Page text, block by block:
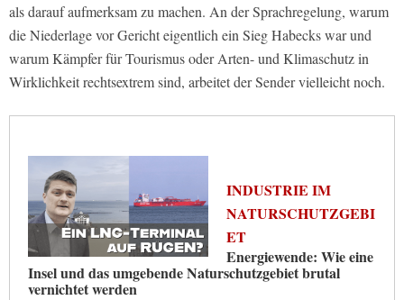
als darauf aufmerksam zu machen. An der Sprachregelung, warum
die Niederlage vor Gericht eigentlich ein Sieg Habecks war und
warum Kämpfer für Tourismus oder Arten- und Klimaschutz in
Wirklichkeit rechtsextrem sind, arbeitet der Sender vielleicht noch.
INDUSTRIE IM
NATURSCHUTZGEBI
ET
Energiewende: Wie eine
Insel und das umgebende Naturschutzgebiet brutal
vernichtet werden